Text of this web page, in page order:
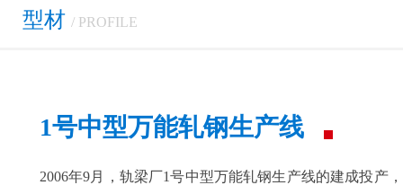
型材 / PROFILE
1号中型万能轧钢生产线
2006年9月，轨梁厂1号中型万能轧钢生产线的建成投产